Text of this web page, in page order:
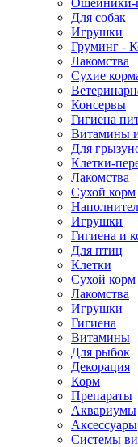
Для собак
Игрушки
Груминг -
Лакомства
Сухие
Консервы
Гигиена
Витамины
Для
Клетки-
Лакомства
Сухой корм
Игрушки
Гигиена и
Для птиц
Клетки
Сухой корм
Лакомства
Игрушки
Гигиена
Витамины
Для рыбок
Декорация
Корм
Препараты
Аквариумы
Аксессуары
Cистемы